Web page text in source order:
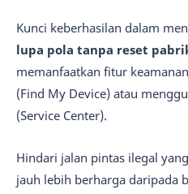
Kunci keberhasilan dalam
lupa pola tanpa reset
memanfaatkan fitur
(Find My Device) atau
(Service Center).
Hindari jalan pintas ilegal
jauh lebih berharga daripada